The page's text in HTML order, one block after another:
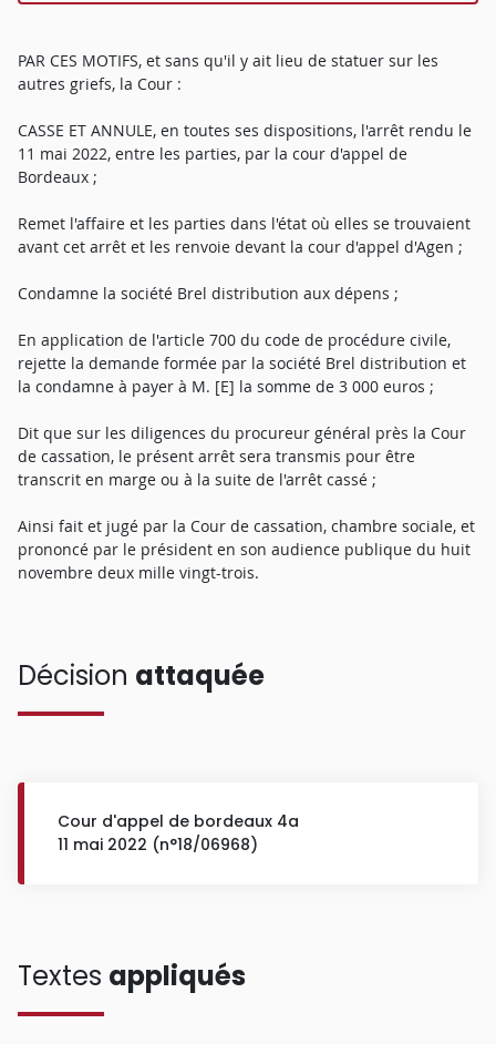
PAR CES MOTIFS, et sans qu'il y ait lieu de statuer sur les
autres griefs, la Cour :
CASSE ET ANNULE, en toutes ses dispositions, l'arrêt rendu le
11 mai 2022, entre les parties, par la cour d'appel de
Bordeaux ;
Remet l'affaire et les parties dans l'état où elles se trouvaient
avant cet arrêt et les renvoie devant la cour d'appel d'Agen ;
Condamne la société Brel distribution aux dépens ;
En application de l'article 700 du code de procédure civile,
rejette la demande formée par la société Brel distribution et
la condamne à payer à M. [E] la somme de 3 000 euros ;
Dit que sur les diligences du procureur général près la Cour
de cassation, le présent arrêt sera transmis pour être
transcrit en marge ou à la suite de l'arrêt cassé ;
Ainsi fait et jugé par la Cour de cassation, chambre sociale, et
prononcé par le président en son audience publique du huit
novembre deux mille vingt-trois.
Décision attaquée
Cour d'appel de bordeaux 4a
11 mai 2022 (n°18/06968)
Textes appliqués